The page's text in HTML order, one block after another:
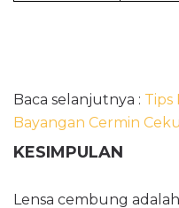
Baca selanjutnya : Tips
Bayangan Cermin
KESIMPULAN
Lensa cembung